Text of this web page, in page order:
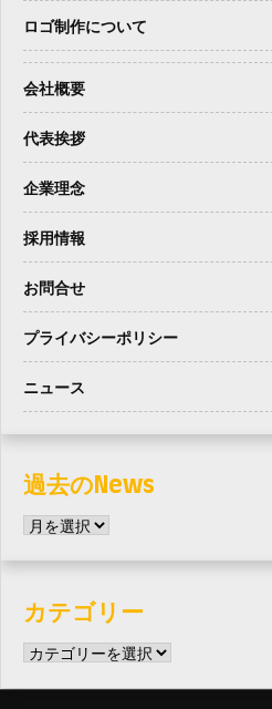
ロゴ制作について
会社概要
代表挨拶
企業理念
採用情報
お問合せ
プライバシーポリシー
ニュース
過去のNews
過
カテゴリー
カ
ゴ